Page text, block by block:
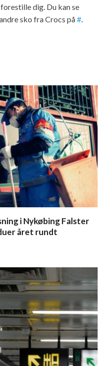
dig. Du kan se
sko fra Crocs på#.
i Nykøbing Falster
året rundt